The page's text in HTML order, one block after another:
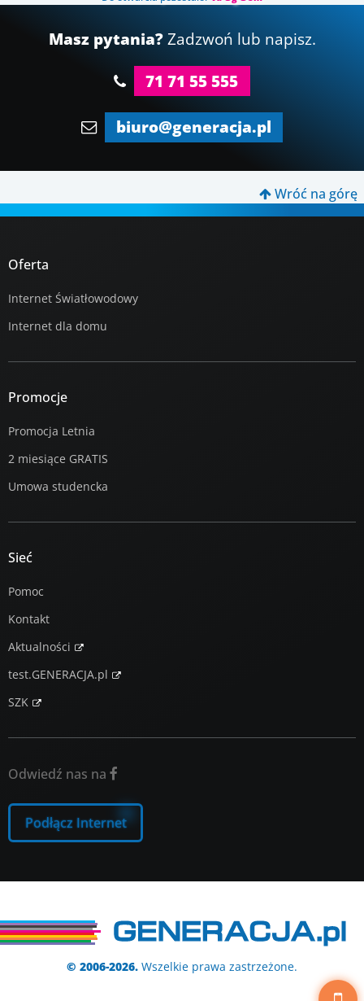
Masz pytania?Zadzwoń lub napisz.
71 71 55 555
biuro@generacja.pl
 Wróć na górę
Oferta
Internet Światłowodowy
Internet dla domu
Promocje
Promocja Letnia
2 miesiące GRATIS
Umowa studencka
Sieć
Pomoc
Kontakt
Aktualności
test.GENERACJA.pl
SZK
Odwiedź nas na 
Podłącz Internet
© 2006-2026. Wszelkie prawa zastrzeżone.